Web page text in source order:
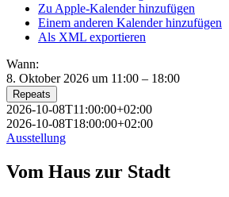
Zu Apple-Kalender hinzufügen
Einem anderen Kalender hinzufügen
Als XML exportieren
Wann:
8. Oktober 2026 um 11:00 – 18:00
Repeats
2026-10-08T11:00:00+02:00
2026-10-08T18:00:00+02:00
Ausstellung
Vom Haus zur Stadt